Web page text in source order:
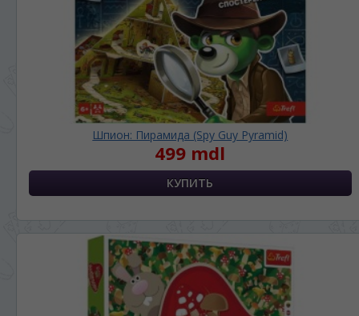
Шпион: Пирамида (Spy Guy Pyramid)
499 mdl
Беспокоим Вас только один раз, далее
сохраним Ваш выбор языка.
Vă vom deranja doar o singură dată, apoi vă
vom salva alegerea limbii.
Если вы хотите переключить язык
сайта, то это можно всегда сделать в
правом верхнем углу страницы.
Dacă doriți să schimbați limba site-ului, puteți
oricând să faceți asta în colțul din dreapta sus
RO RU